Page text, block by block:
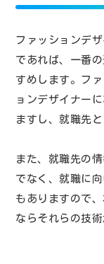
ファッションデ
であれば、一番
すめします。フ
ョンデザイナー
ますし、就職先
また、就職先の
でなく、就職に
もありますので
ならそれらの技